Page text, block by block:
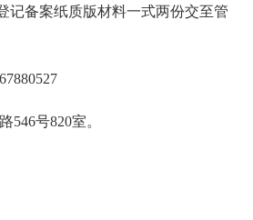
记备案纸质版材料一式两份交至管
67880527
546号820室。